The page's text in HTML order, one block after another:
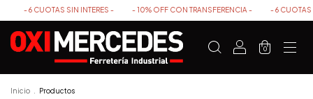
SIN INTERES - - 10% OFF CON TRANSFERENCIA - - 6 CUOTAS SIN INTERES
0
Inicio Productos